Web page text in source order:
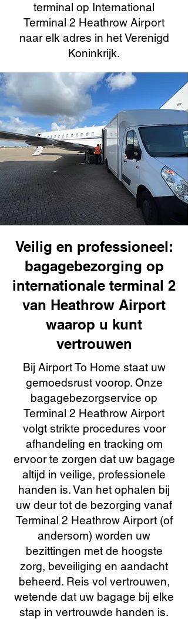
terminal op International
Terminal 2 Heathrow Airport
naar elk adres in het Verenigd
Koninkrijk.
Veilig en professioneel:
bagagebezorging op
internationale terminal 2
van Heathrow Airport
waarop u kunt
vertrouwen
Bij Airport To Home staat uw
gemoedsrust voorop. Onze
bagagebezorgservice op
Terminal 2 Heathrow Airport
volgt strikte procedures voor
afhandeling en tracking om
ervoor te zorgen dat uw bagage
altijd in veilige, professionele
handen is. Van het ophalen bij
uw deur tot de bezorging vanaf
Terminal 2 Heathrow Airport (of
andersom) worden uw
bezittingen met de hoogste
zorg, beveiliging en aandacht
beheerd. Reis vol vertrouwen,
wetende dat uw bagage bij elke
stap in vertrouwde handen is.